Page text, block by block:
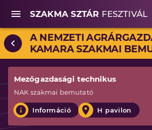
SZAKMA SZTÁR FESZTIVÁL
A NEMZETI
KAMARA SZAKMAI
Mezőgazdasági technikus
NAK szakmai bemutató
Információ H pavilon